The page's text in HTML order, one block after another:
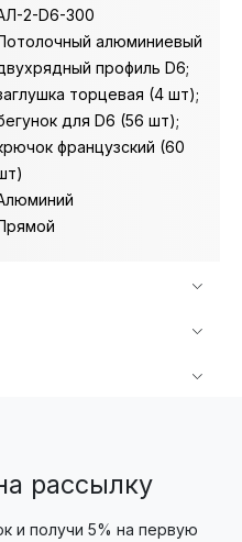
2-D6-300
алюминиевый
профиль D6;
торцевая (4 шт);
для D6 (56 шт);
французский (60
рассылку
и получи 5% на первую